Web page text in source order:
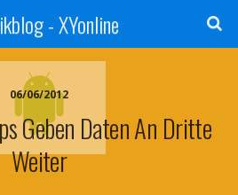
- XYonline
06/06/2012
Geben Daten An Dritte
Weiter